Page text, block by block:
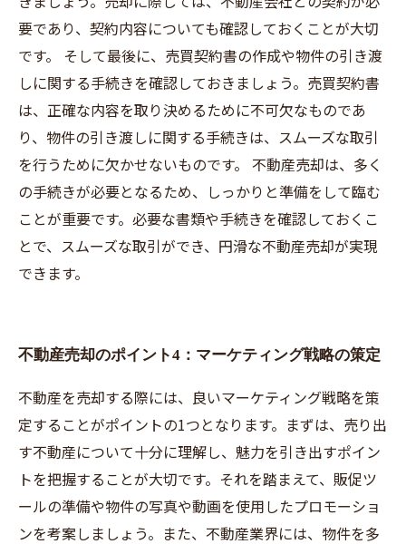
要であり、契約内容についても確認しておくことが大切
です。 そして最後に、売買契約書の作成や物件の引き渡
しに関する手続きを確認しておきましょう。売買契約書
は、正確な内容を取り決めるために不可欠なものであ
り、物件の引き渡しに関する手続きは、スムーズな取引
を行うために欠かせないものです。 不動産売却は、多く
の手続きが必要となるため、しっかりと準備をして臨む
ことが重要です。必要な書類や手続きを確認しておくこ
とで、スムーズな取引ができ、円滑な不動産売却が実現
できます。
不動産売却のポイント4：マーケティング戦略の策定
不動産を売却する際には、良いマーケティング戦略を策
定することがポイントの1つとなります。まずは、売り出
す不動産について十分に理解し、魅力を引き出すポイン
トを把握することが大切です。それを踏まえて、販促ツ
ールの準備や物件の写真や動画を使用したプロモーショ
ンを考案しましょう。また、不動産業界には、物件を多